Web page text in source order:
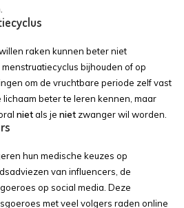
raken kunnen beter niet
bijhouden of op
om de vruchtbare periode zelf vast
lichaam beter te leren kennen, maar
nietals je niet zwanger wil worden.
hun medische keuzes op
van influencers, de
op social media. Deze
met veel volgers raden online